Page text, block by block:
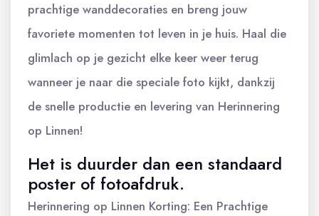
prachtige wanddecoraties en breng jouw
favoriete momenten tot leven in je huis. Haal die
glimlach op je gezicht elke keer weer terug
wanneer je naar die speciale foto kijkt, dankzij
de snelle productie en levering van Herinnering
op Linnen!
Het is duurder dan een standaard
poster of fotoafdruk.
Herinnering op Linnen Korting: Een Prachtige